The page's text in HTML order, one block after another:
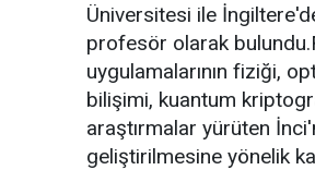
Üniversitesi ile
profesör olarak
uygulamalarının fiziği,
bilişimi, kuantum
araştırmalar yürüten
geliştirilmesine yönelik